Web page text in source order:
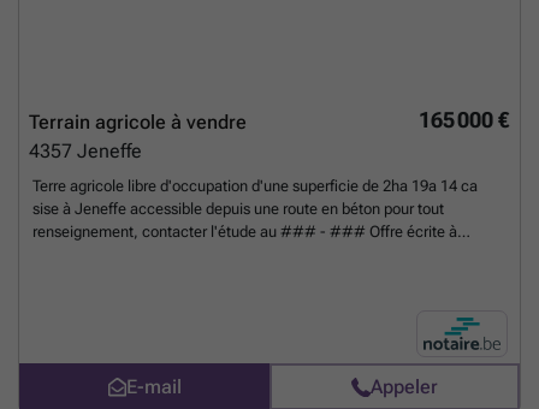
165 000 €
Terrain agricole à vendre
4357 Jeneffe
Terre agricole libre d'occupation d'une superficie de 2ha 19a 14 ca
sise à Jeneffe accessible depuis une route en béton pour tout
renseignement, contacter l'étude au ### - ### Offre écrite à
E-mail Appeler